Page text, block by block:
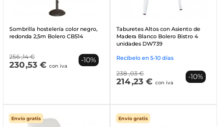
Sombrilla hostelería color negro,
redonda 2,5m Bolero CB514
256 ,14 €
230,53 € con iva
-10%
Taburetes Altos con Asiento de
Madera Blanco Bolero Bistro 4
unidades DW739
Recíbelo en 5-10 días
238 ,03 €
214,23 € con iva
-10%
Envío gratis Envío gratis